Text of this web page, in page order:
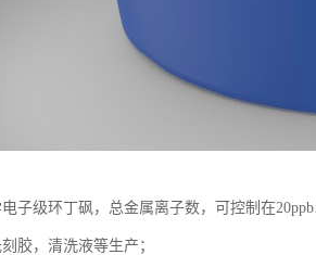
子级环丁砜，总金属离子数，可控制在
胶，清洗液等生产；